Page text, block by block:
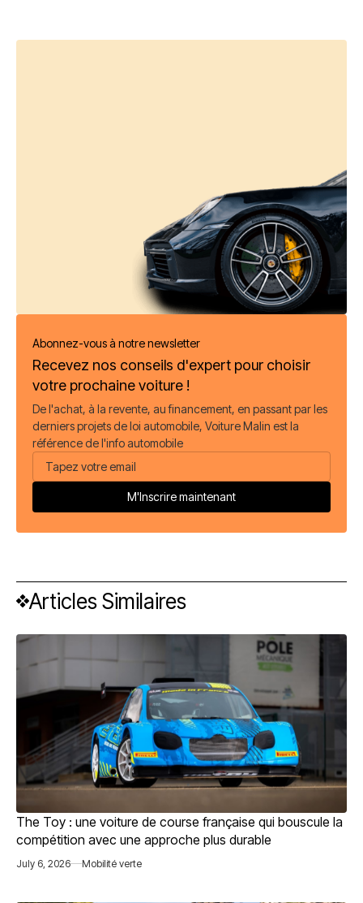
Abonnez-vous à notre newsletter
Recevez nos conseils d'expert pour choisir
votre prochaine voiture !
De l'achat, à la revente, au financement, en passant par les
derniers projets de loi automobile, Voiture Malin est la
référence de l'info automobile
Articles Similaires
The Toy : une voiture de course française qui bouscule la
compétition avec une approche plus durable
July 6, 2026 Mobilité verte